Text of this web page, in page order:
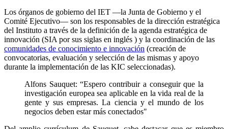
Los órganos de gobierno del IET —la Junta de Gobierno y el
Comité Ejecutivo— son los responsables de la dirección estratégica
del Instituto a través de la definición de la agenda estratégica de
innovación (SIA por sus siglas en inglés ) y la coordinación de las
comunidades de conocimiento e innovación (creación de
convocatorias, evaluación y selección de las mismas y apoyo
durante la implementación de las KIC seleccionadas).
Alfons Sauquet: “Espero contribuir a conseguir que la
investigación europea sea aplicable en la vida real de la
gente y sus empresas. La ciencia y el mundo de los
negocios deben estar más conectados"